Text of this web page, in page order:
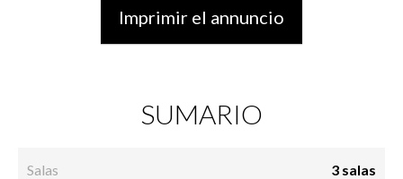
Imprimir el annuncio
SUMARIO
Salas 3 salas